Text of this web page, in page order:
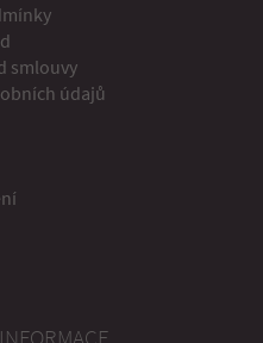
smlouvy
údajů